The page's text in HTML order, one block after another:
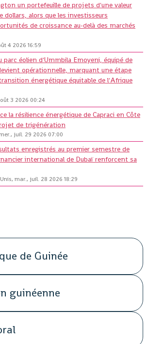
un portefeuille de projets d'une valeur
dollars, alors que les investisseurs
de croissance au-delà des marchés
4 2026 16:59
parc éolien d'Ummbila Emoyeni, équipé de
opérationnelle, marquant une étape
énergétique équitable de l'Afrique
3 2026 00:24
la résilience énergétique de Capraci en Côte
de trigénération
juil. 29 2026 07:00
enregistrés au premier semestre de
international de Dubaï renforcent sa
mar., juil. 28 2026 18:29
de Guinée
guinéenne